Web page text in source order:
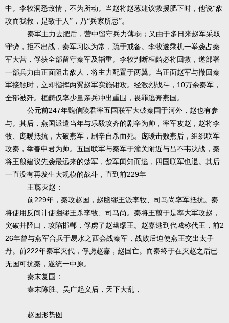
中。李牧洞悉敌情，不为所动。当赵将赵葱建议救援肥下时，他说“敌
攻而我救，是致于人”，乃“兵家所忌”。
秦军主力去肥后，营中留守兵力薄弱；又由于多日来赵军采取
守势，拒不出战，秦军习以为常，疏于戒备。李牧遂乘机一举袭占秦
军大营，俘获全部留守秦军及辎重。李牧判断桓齮必将回救，遂部署
一部兵力由正面阻击敌人，将主力配置于两翼。当正面赵军与撤回秦
军接触时，立即指挥两翼赵军实施钳攻。经激烈战斗， 10万余秦军，
全部被歼。桓齮仅率少量亲兵冲出重围，畏罪逃奔燕国。
公元前247年魏信陵君率五国联军大破秦国于河外，赵也有参
与。其后，燕国派遣当年与乐毅攻齐的剧辛为帅，率军攻赵，赵将李
牧、庞暖抵抗，大破燕军，剧辛自杀而死。庞暖击败燕后，组织联军
攻秦，举春申君为帅。五国联军与秦军于潼关附近与吕不韦决战，秦
将王翦建议先袭最远来的楚军，楚军闻知而逃，四国联军也退。其后
一直没有再发生大规模的战斗，直到前229年
王翦灭赵：
前229年，秦攻赵国，赵幽缪王派李牧、司马尚率军抵抗。秦
将使用反间计使幽缪王杀李牧、司马尚。秦将王翦于是率大军攻赵，
突破井陉口，攻陷邯郸，俘虏了赵幽缪王。赵嘉逃到代城称代王，前2
26年曾与燕军合兵于易水之西会战秦军，战败后迫使燕王交出太子
丹。前222年秦军灭代，俘虏赵嘉，赵国亡。而秦终于在灭赵之后已
无国可抗秦，遂统一中原。
秦末复国：
秦末陈胜、吴广起义后，天下大乱，
赵国形势图